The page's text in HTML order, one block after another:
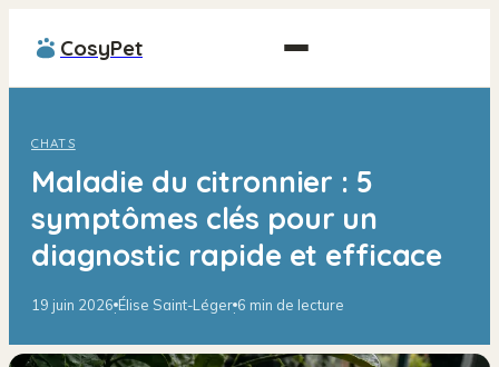
CosyPet
CHATS
Maladie du citronnier : 5
symptômes clés pour un
diagnostic rapide et efficace
19 juin 2026·Élise Saint-Léger·6 min de lecture